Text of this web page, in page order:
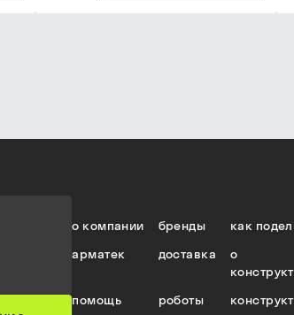
как
бренды
о компании
о
доставка
арматек
роботы
помощь